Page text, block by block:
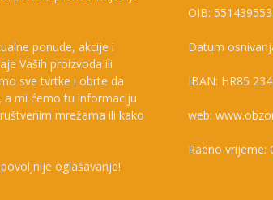
ponude, akcije i
Vaših proizvoda ili
sve tvrtke i obrte da
a mi ćemo tu informaciju
mrežama ili kako
oglašavanje!
OIB:
Datum
IBAN: HR85
web:
Radno vrijeme: